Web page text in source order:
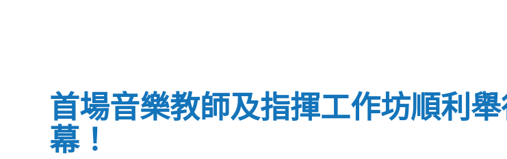
首場音樂教師及指揮工作坊順利
幕！